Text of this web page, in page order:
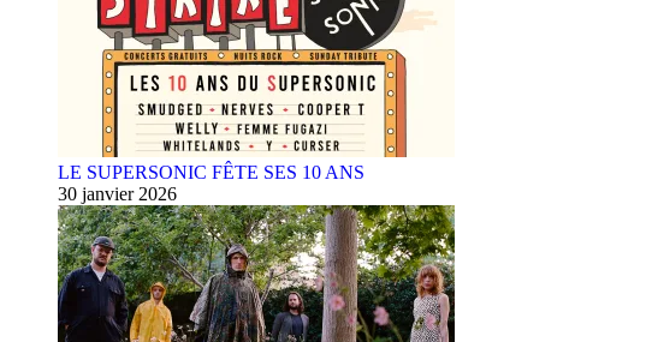
LE SUPERSONIC FÊTE SES 10 ANS
30 janvier 2026